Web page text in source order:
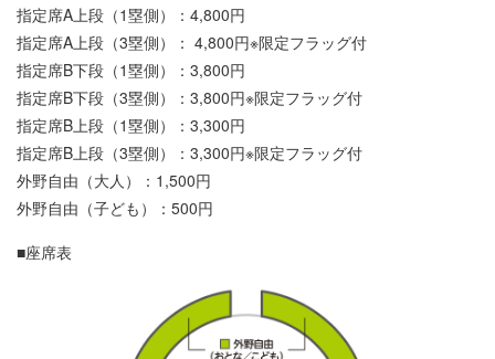
指定席A上段（1塁側）：4,800円
指定席A上段（3塁側）： 4,800円※限定フラッグ付
指定席B下段（1塁側）：3,800円
指定席B下段（3塁側）：3,800円※限定フラッグ付
指定席B上段（1塁側）：3,300円
指定席B上段（3塁側）：3,300円※限定フラッグ付
外野自由（大人）：1,500円
外野自由（子ども）：500円
■座席表